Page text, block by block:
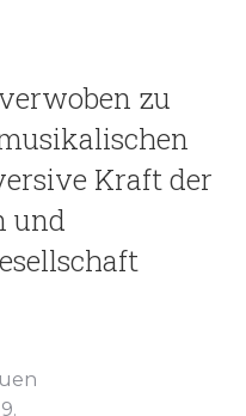
zu
Kraft der
und